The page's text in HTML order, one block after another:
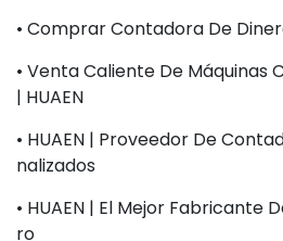
• Comprar Contadora De
• Venta Caliente De Máquinas
| HUAEN
• HUAEN | Proveedor De
Nalizados
• HUAEN | El Mejor Fabricante
Ro